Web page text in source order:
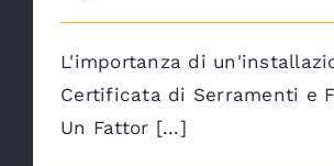
L'importanza di
Certificata di Serramenti e
Un Fattor [...]